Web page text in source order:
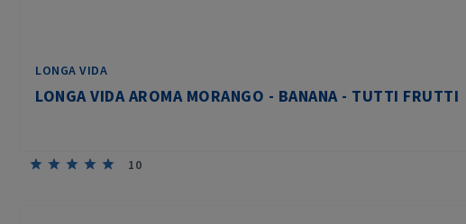
LONGA VIDA
LONGA VIDA AROMA MORANGO - BANANA - TUTTI FRUTTI
10